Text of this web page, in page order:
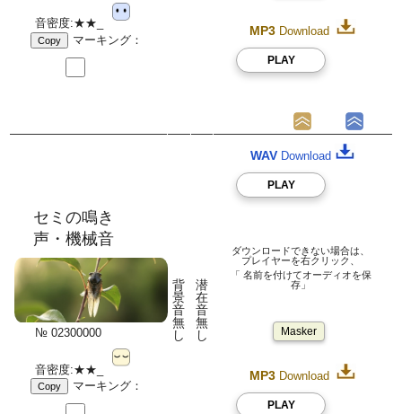
音密度:★★_
Copy マーキング：
MP3 Download
PLAY
セミの鳴き
声・機械音
№ 02300000
音密度:★★_
Copy マーキング：
背
景
音
無
し
潜
在
音
無
し
WAV Download
PLAY
ダウンロードできない場合は、
プレイヤーを右クリック、
「 名前を付けてオーディオを保
存」
Masker
MP3 Download
PLAY